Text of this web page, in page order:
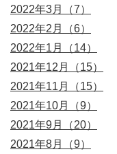
2022年3月（7）
2022年2月（6）
2022年1月（14）
2021年12月（15）
2021年11月（15）
2021年10月（9）
2021年9月（20）
2021年8月（9）